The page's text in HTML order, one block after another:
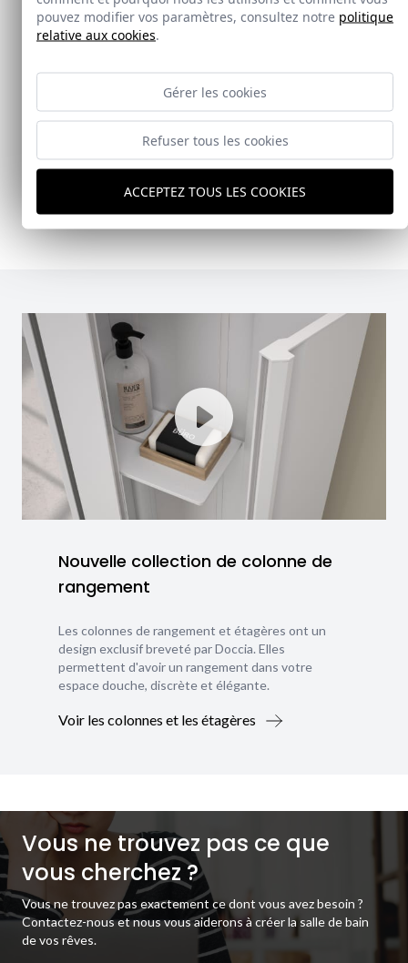
Nouveauté
Doccia Shelf System
mampara de ducha y armario de cristal, pensado
Ver Doccia Shelf System
Nouvelle collection de colonne de
rangement
Les colonnes de rangement et étagères ont un
design exclusif breveté par Doccia. Elles
permettent d'avoir un rangement dans votre
espace douche, discrète et élégante.
Voir les colonnes et les étagères
Vous ne trouvez pas ce que
vous cherchez ?
Vous ne trouvez pas exactement ce dont vous avez besoin ?
Contactez-nous et nous vous aiderons à créer la salle de bain
de vos rêves.
pouvez modifier vos paramètres, consultez notre politique
relative aux cookies.
Gérer les cookies
Refuser tous les cookies
ACCEPTEZ TOUS LES COOKIES